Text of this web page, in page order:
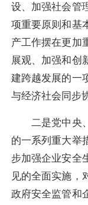
设、加强社会管
项重要原则和基
产工作摆在更加
展观、加强和创
建跨越发展的一
与经济社会同步
二是党中央、
的一系列重大举
步加强企业安全
见的全面实施，
政府安全监管和